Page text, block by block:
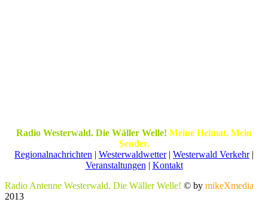
Radio Westerwald. Die Wäller Welle! Meine Heimat. Mein
Sender.
Regionalnachrichten | Westerwaldwetter| Westerwald Verkehr|
Veranstaltungen | Kontakt
Radio Antenne Westerwald. Die Wäller Welle! © by mikeXmedia
2013